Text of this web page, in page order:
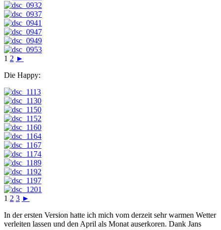
1 2 ►
Die Happy:
1 2 3 ►
In der ersten Version hatte ich mich vom derzeit sehr warmen Wetter
verleiten lassen und den April als Monat auserkoren. Dank Jans